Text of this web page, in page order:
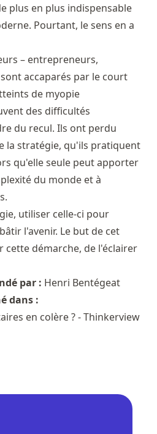
plus en plus indispensable
Pourtant, le sens en a
– entrepreneurs,
accaparés par le court
de myopie
des difficultés
du recul. Ils ont perdu
la stratégie, qu'ils pratiquent
qu'elle seule peut apporter
du monde et à
utiliser celle-ci pour
l'avenir. Le but de cet
cette démarche, de l'éclairer
par : Henri Bentégeat
dans :
en colère ? - Thinkerview